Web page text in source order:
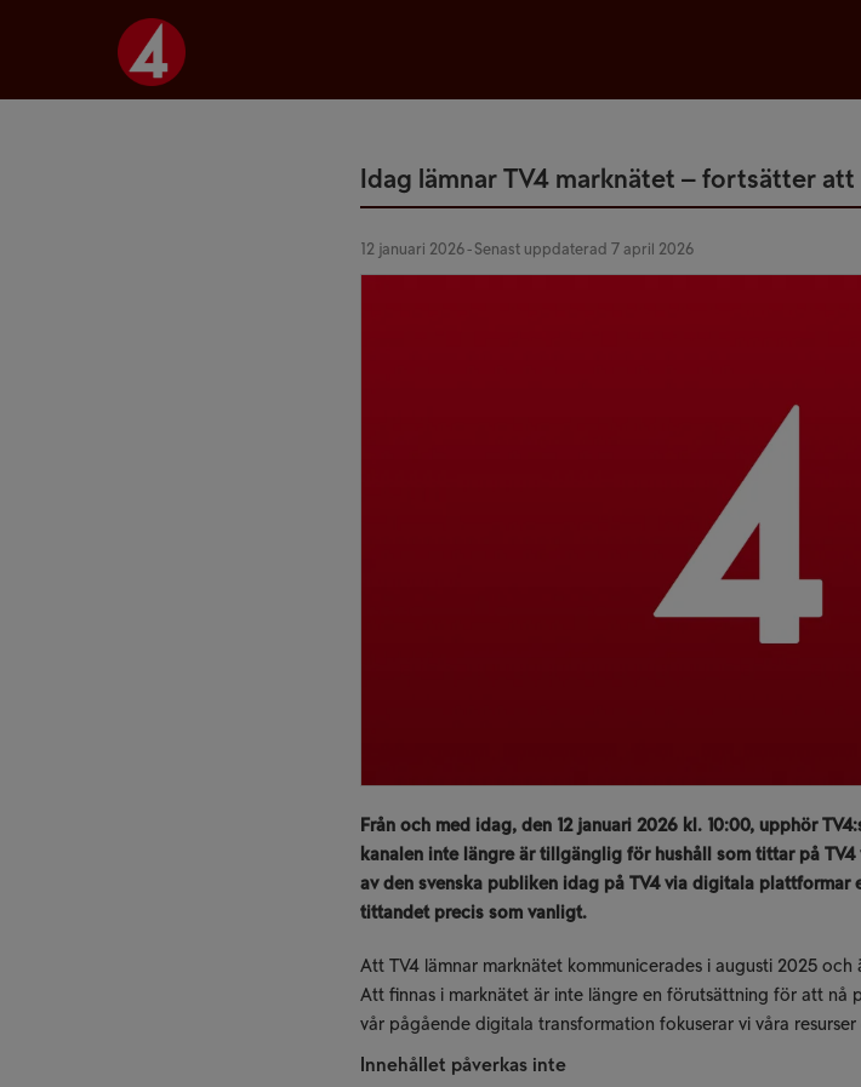
Idag lämnar TV4 marknätet – fortsätter
12 januari 2026 - Senast uppdaterad 7 april 2026
Från och med idag, den 12 januari 2026 kl. 10:00, upphör
kanalen inte längre är tillgänglig för hushåll som tittar på
av den svenska publiken idag på TV4 via digitala
tittandet precis som vanligt.
Att TV4 lämnar marknätet kommunicerades i augusti 2025
Att finnas i marknätet är inte längre en förutsättning för att nå
vår pågående digitala transformation fokuserar vi våra
Innehållet påverkas inte